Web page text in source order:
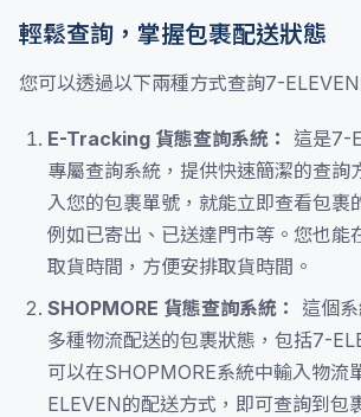
輕鬆查詢，掌握包裹配送狀態
您可以透過以下兩種方式查詢7-ELEVEN
E-Tracking 貨態查詢系統：
這是7-
專屬查詢系統，提供快速簡潔的查詢
入您的包裹單號，就能立即查看包裹
例如已寄出、已送達門市等。您也能
取貨時間，方便安排取貨時間。
SHOPMORE 貨態查詢系統：
這個
多種物流配送的包裹狀態，包括7-
可以在SHOPMORE系統中輸入物流
ELEVEN的配送方式，即可查詢到包